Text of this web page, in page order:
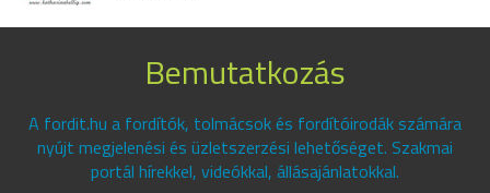
Bemutatkozás
A fordit.hu a fordítók, tolmácsok és fordítóirodák számára
nyújt megjelenési és üzletszerzési lehetőséget. Szakmai
portál hírekkel, videókkal, állásajánlatokkal.